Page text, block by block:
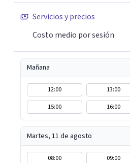
Servicios y precios
Costo medio por sesión
Mañana
12:00 13:00
15:00
16:00
Martes, 11 de agosto
08:00 09:00